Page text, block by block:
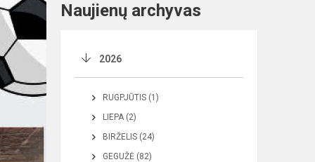
Naujienų archyvas
2026
RUGPJŪTIS (1)
LIEPA (2)
BIRŽELIS (24)
GEGUŽĖ (82)